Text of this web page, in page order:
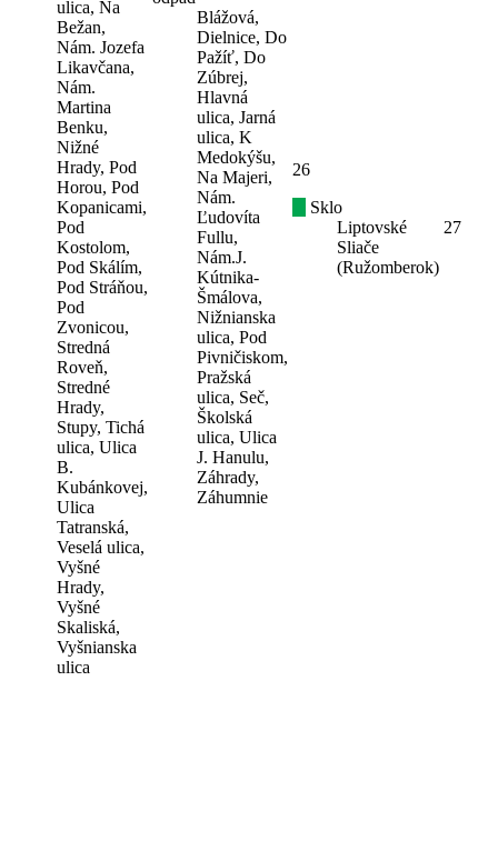
ulica, Na
Bežan,
Nám. Jozefa
Likavčana,
Nám.
Martina
Benku,
Nižné
Hrady, Pod
Horou, Pod
Kopanicami,
Pod
Kostolom,
Pod Skálím,
Pod Stráňou,
Pod
Zvonicou,
Stredná
Roveň,
Stredné
Hrady,
Stupy, Tichá
ulica, Ulica
B.
Kubánkovej,
Ulica
Tatranská,
Veselá ulica,
Vyšné
Hrady,
Vyšné
Skaliská,
Vyšnianska
ulica
Blážová,
Dielnice, Do
Pažíť, Do
Zúbrej,
Hlavná
ulica, Jarná
ulica, K
Medokýšu,
Na Majeri,
Nám.
Ľudovíta
Fullu,
Nám.J.
Kútnika-
Šmálova,
Nižnianska
ulica, Pod
Pivničiskom,
Pražská
ulica, Seč,
Školská
ulica, Ulica
J. Hanulu,
Záhrady,
Záhumnie
26
Sklo
Liptovské
Sliače
(Ružomberok)
27